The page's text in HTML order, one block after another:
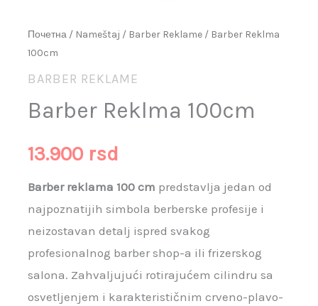
Почетна / Nameštaj / Barber Reklame / Barber Reklma
100cm
BARBER REKLAME
Barber Reklma 100cm
13.900 rsd
Barber reklama 100 cm predstavlja jedan od
najpoznatijih simbola berberske profesije i
neizostavan detalj ispred svakog
profesionalnog barber shop-a ili frizerskog
salona. Zahvaljujući rotirajućem cilindru sa
osvetljenjem i karakterističnim crveno-plavo-